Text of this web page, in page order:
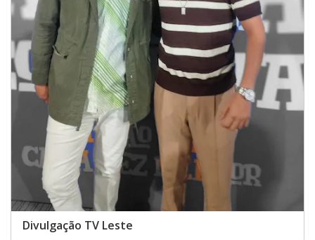
Divulgação TV Leste